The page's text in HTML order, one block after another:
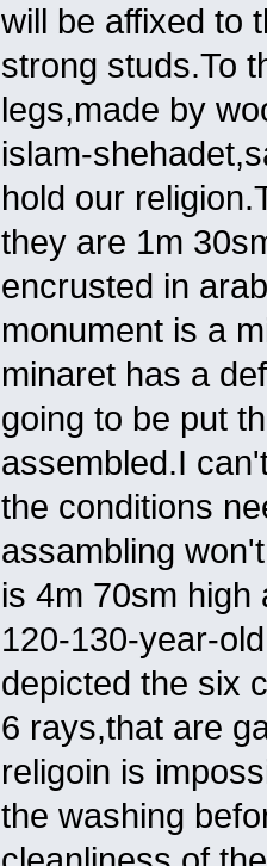
will be affixed to
strong studs.To
legs,made by
islam-
hold our
they are 1m
encrusted in
monument is a
minaret has a
going to be put
assembled.I
the conditions
assambling
is 4m 70sm high
120-130-year-
depicted the six
6 rays,that are
religoin is
the washing